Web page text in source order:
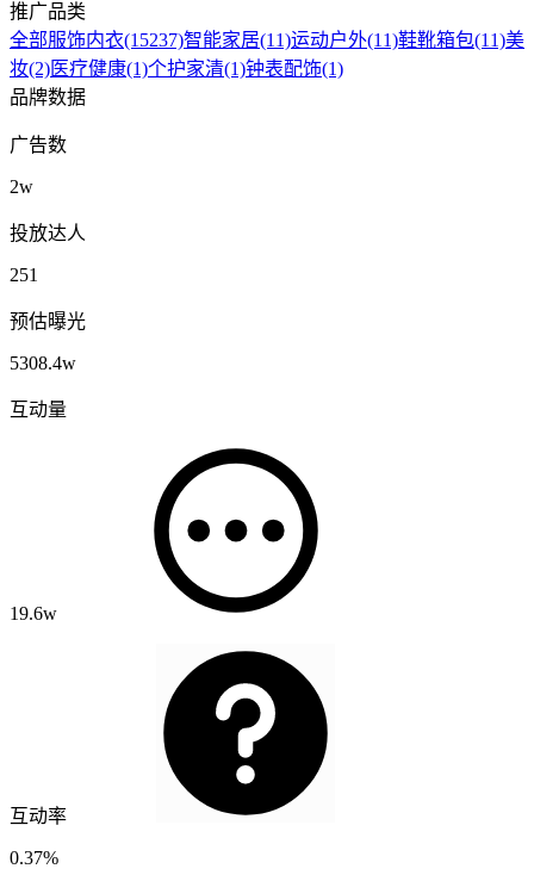
推广品类
全部服饰内衣(15237)智能家居(11)运动户外(11)鞋靴箱包(11)美
妆(2)医疗健康(1)个护家清(1)钟表配饰(1)
品牌数据
广告数
2w
投放达人
251
预估曝光
5308.4w
互动量
19.6w
互动率
0.37%